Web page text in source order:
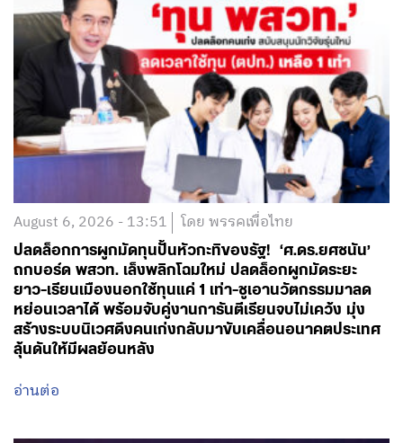
August 6, 2026 - 13:51 โดย พรรคเพื่อไทย
ปลดล็อกการผูกมัดทุนปั้นหัวกะทิของรัฐ! ‘ศ.ดร.ยศชนัน’
ถกบอร์ด พสวท. เล็งพลิกโฉมใหม่ ปลดล็อกผูกมัดระยะ
ยาว-เรียนเมืองนอกใช้ทุนแค่ 1 เท่า-ชูเอานวัตกรรมมาลด
หย่อนเวลาได้ พร้อมจับคู่งานการันตีเรียนจบไม่เคว้ง มุ่ง
สร้างระบบนิเวศดึงคนเก่งกลับมาขับเคลื่อนอนาคตประเทศ
ลุ้นดันให้มีผลย้อนหลัง
อ่านต่อ